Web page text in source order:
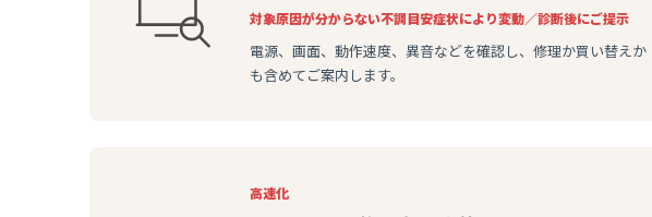
電源、画面、動作速度、異音などを確認し、修理か買い替えか
も含めてご案内します。
対象原因が分からない不調目安症状により変動／診断後にご提示
高速化